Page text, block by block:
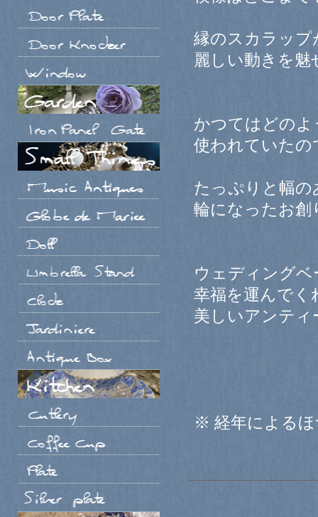
縁のスカラップ
麗しい動きを魅
かつてはどのよ
使われていたの
たっぷりと幅
輪になったお創
ウェディング
幸福を運んでく
美しいアンテ
※ 経年による